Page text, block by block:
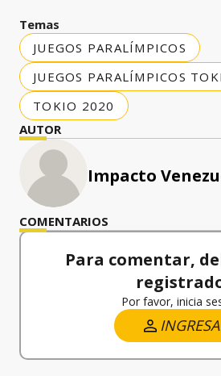
Temas
JUEGOS PARALÍMPICOS
JUEGOS PARALÍMPICOS
TOKIO 2020
AUTOR
Impacto
COMENTARIOS
Para comentar,
Por favor, inicia
INGRESA